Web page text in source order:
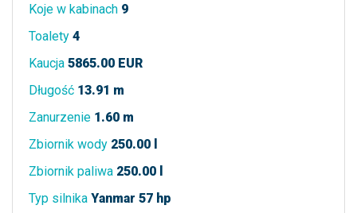
Koje w kabinach 9
Toalety 4
Kaucja 5865.00 EUR
Długość 13.91 m
Zanurzenie 1.60 m
Zbiornik wody 250.00 l
Zbiornik paliwa 250.00 l
Typ silnika Yanmar 57 hp